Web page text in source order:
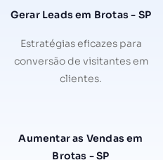
Gerar Leads em Brotas - SP
Estratégias eficazes para
conversão de visitantes em
clientes.
Aumentar as Vendas em
Brotas - SP